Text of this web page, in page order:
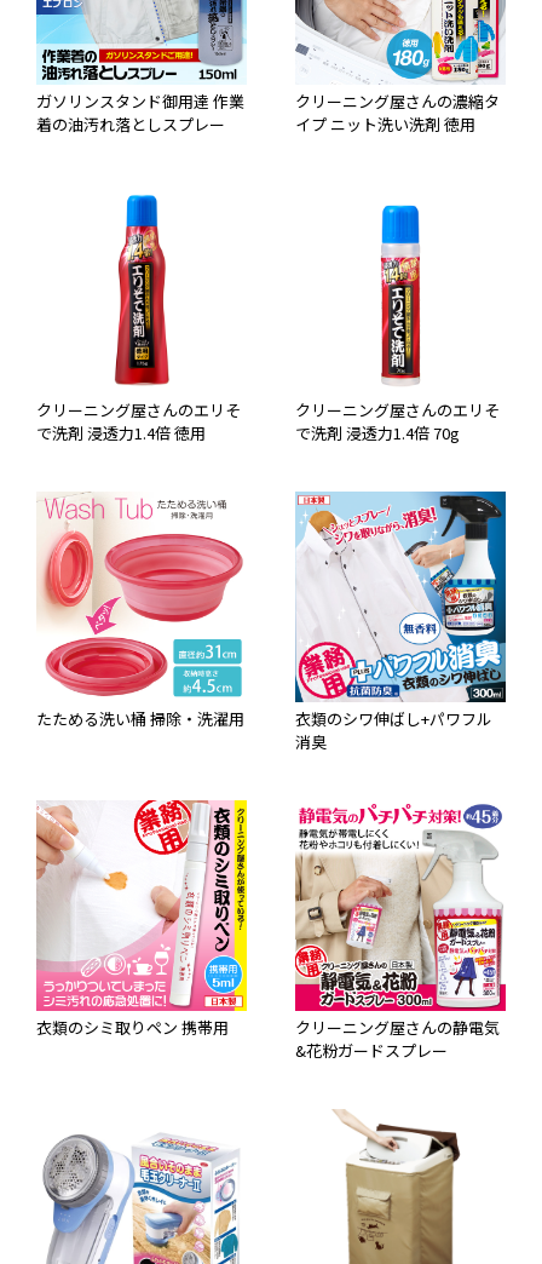
ガソリンスタンド御用達 作業
着の油汚れ落としスプレー
クリーニング屋さんの濃縮タ
イプ ニット洗い洗剤 徳用
クリーニング屋さんのエリそ
で洗剤 浸透力1.4倍 徳用
クリーニング屋さんのエリそ
で洗剤 浸透力1.4倍 70g
たためる洗い桶 掃除・洗濯用
衣類のシワ伸ばし+パワフル
消臭
衣類のシミ取りペン 携帯用
クリーニング屋さんの静電気
&花粉ガードスプレー